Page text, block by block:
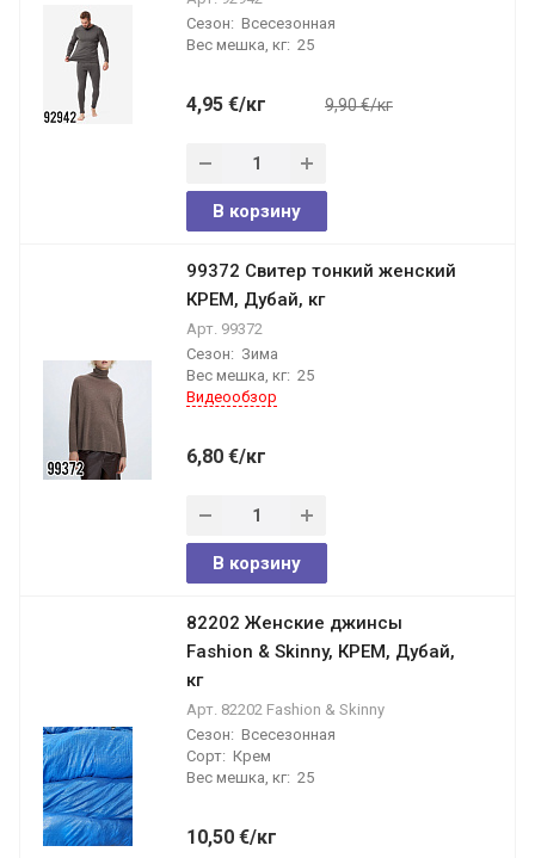
Сезон: Всесезонная
Вес мешка, кг: 25
4,95 €/кг 9,90 €/кг
В корзину
99372 Свитер тонкий женский
КРЕМ, Дубай, кг
Арт. 99372
Сезон: Зима
Вес мешка, кг: 25
Видеообзор
6,80 €/кг
В корзину
82202 Женские джинсы
Fashion & Skinny, КРЕМ, Дубай,
кг
Арт. 82202 Fashion & Skinny
Сезон: Всесезонная
Сорт: Крем
Вес мешка, кг: 25
10,50 €/кг